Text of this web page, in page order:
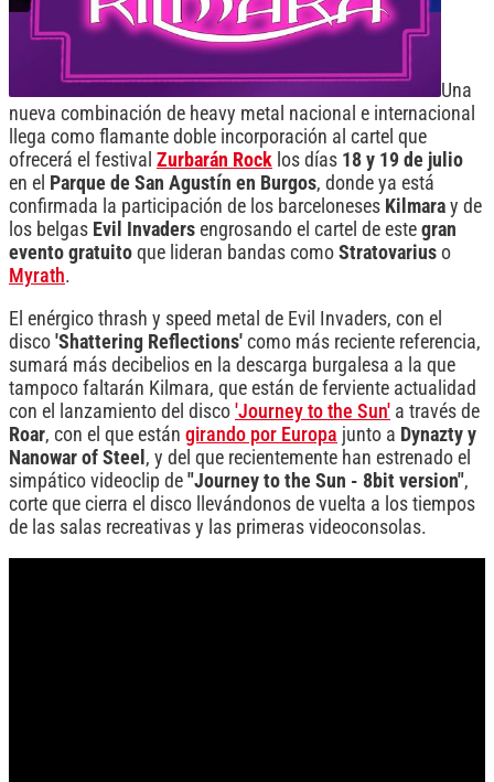
Una
nueva combinación de heavy metal nacional e internacional
llega como flamante doble incorporación al cartel que
ofrecerá el festival Zurbarán Rock los días 18 y 19 de julio
en el Parque de San Agustín en Burgos, donde ya está
confirmada la participación de los barceloneses Kilmara y de
los belgas Evil Invaders engrosando el cartel de este gran
evento gratuito que lideran bandas como Stratovarius o
Myrath.
El enérgico thrash y speed metal de Evil Invaders, con el
disco 'Shattering Reflections' como más reciente referencia,
sumará más decibelios en la descarga burgalesa a la que
tampoco faltarán Kilmara, que están de ferviente actualidad
con el lanzamiento del disco 'Journey to the Sun' a través de
Roar, con el que están girando por Europa junto a Dynazty y
Nanowar of Steel , y del que recientemente han estrenado el
simpático videoclip de "Journey to the Sun - 8bit version",
corte que cierra el disco llevándonos de vuelta a los tiempos
de las salas recreativas y las primeras videoconsolas.